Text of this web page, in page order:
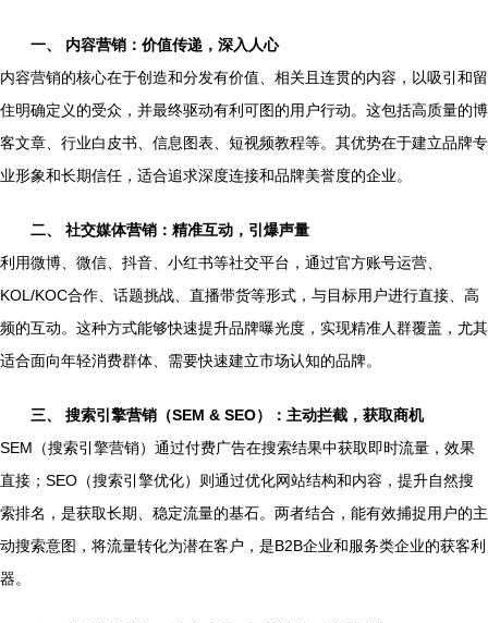
一、 内容营销：价值传递，深入人心
内容营销的核心在于创造和分发有价值、相关且连贯的内容，以吸引和留
住明确定义的受众，并最终驱动有利可图的用户行动。这包括高质量的博
客文章、行业白皮书、信息图表、短视频教程等。其优势在于建立品牌专
业形象和长期信任，适合追求深度连接和品牌美誉度的企业。
二、 社交媒体营销：精准互动，引爆声量
利用微博、微信、抖音、小红书等社交平台，通过官方账号运营、
KOL/KOC合作、话题挑战、直播带货等形式，与目标用户进行直接、高
频的互动。这种方式能够快速提升品牌曝光度，实现精准人群覆盖，尤其
适合面向年轻消费群体、需要快速建立市场认知的品牌。
三、 搜索引擎营销（SEM & SEO）：主动拦截，获取商机
SEM（搜索引擎营销）通过付费广告在搜索结果中获取即时流量，效果
直接；SEO（搜索引擎优化）则通过优化网站结构和内容，提升自然搜
索排名，是获取长期、稳定流量的基石。两者结合，能有效捕捉用户的主
动搜索意图，将流量转化为潜在客户，是B2B企业和服务类企业的获客利
器。